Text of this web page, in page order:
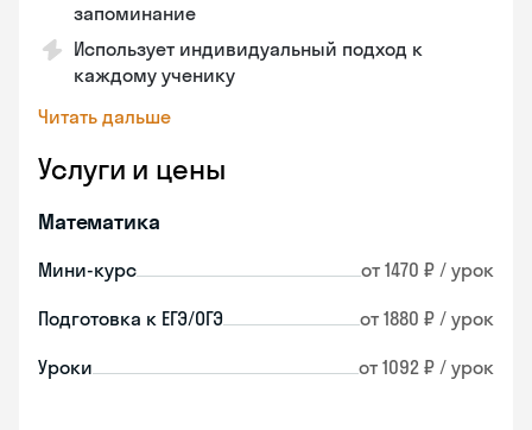
запоминание
Использует индивидуальный подход к
каждому ученику
Читать дальше
Услуги и цены
Математика
Мини-курс от 1470 ₽ / урок
Подготовка к ЕГЭ/ОГЭ от 1880 ₽ / урок
Уроки от 1092 ₽ / урок